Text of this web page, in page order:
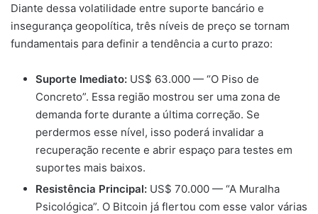
Diante dessa volatilidade entre suporte bancário e
insegurança geopolítica, três níveis de preço se tornam
fundamentais para definir a tendência a curto prazo:
Suporte Imediato: US$ 63.000 — “O Piso de
Concreto”. Essa região mostrou ser uma zona de
demanda forte durante a última correção. Se
perdermos esse nível, isso poderá invalidar a
recuperação recente e abrir espaço para testes em
suportes mais baixos.
Resistência Principal: US$ 70.000 — “A Muralha
Psicológica”. O Bitcoin já flertou com esse valor várias